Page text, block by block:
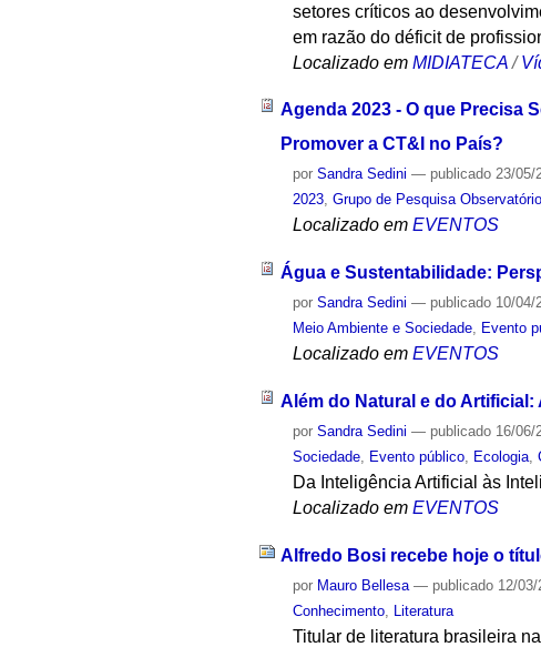
setores críticos ao
em razão do déficit de
Localizado em MIDIATECA /
Agenda 2023 - O que Precisa
Promover a CT&I no País?
porSandra Sedini — publicado 23/05/
2023,Grupo de Pesquisa
Localizado em EVENTOS
Água e Sustentabilidade:
porSandra Sedini — publicado 10/
Meio Ambiente e Sociedade, Evento
Localizado em EVENTOS
Além do Natural e do
porSandra Sedini — publicado 16/
Sociedade
Evento público Ecologia ,
Da Inteligência Artificial às
Localizado em EVENTOS
Alfredo Bosi recebe hoje o
por Mauro Bellesa — publicado 12/
Conhecimento Literatura
Titular de literatura brasileira